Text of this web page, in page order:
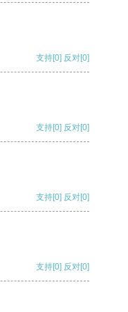
支持[0] 反对[0]
支持[0] 反对[0]
支持[0] 反对[0]
支持[0] 反对[0]